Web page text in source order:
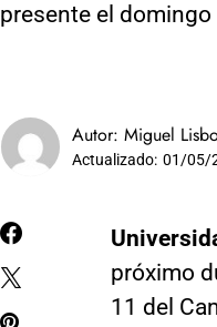
presente el
Autor: Miguel
Actualizado: 01/05/
próximo
11 del